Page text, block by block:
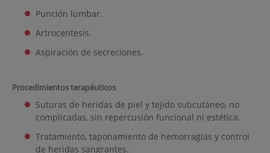
Punción lumbar.
Artrocentesis.
Aspiración de secreciones.
Procedimientos terapéuticos
Suturas de heridas de piel y tejido subcutáneo, no
complicadas, sin repercusión funcional ni estética.
Tratamiento, taponamiento de hemorragias y control
de heridas sangrantes.